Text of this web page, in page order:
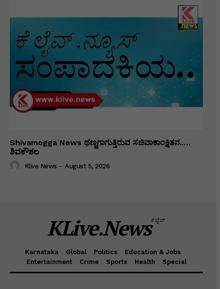
Shivamogga News ಥಣ್ಣಗಾಗುತ್ತಿರುವ ಸಚಿವಾಕಾಂಕ್ಷಿತನ..…
ಶಿವಕೌಶಲ
Klive News - August 5, 2026
KLive.Newsಕೆಲೈವ್
Karnataka Global Politics
Education & Jobs
Entertainment
Crime Sports Health Special